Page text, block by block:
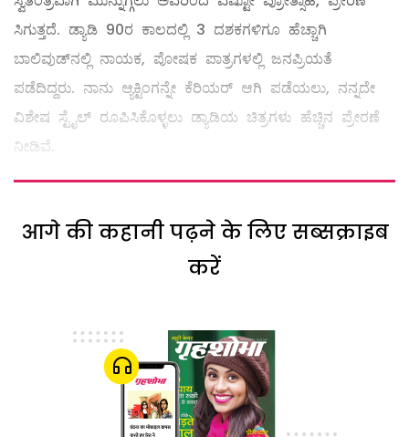
ಸಿಗುತ್ತದೆ. ಡ್ಯಾಡಿ 90ರ ಕಾಲದಲ್ಲಿ 3 ದಶಕಗಳಿಗೂ ಹೆಚ್ಚಾಗಿ
ಬಾಲಿವುಡ್‌ನಲ್ಲಿ ನಾಯಕ, ಪೋಷಕ ಪಾತ್ರಗಳಲ್ಲಿ ಜನಪ್ರಿಯತೆ
ಪಡೆದಿದ್ದರು. ನಾನು ಆ್ಯಕ್ಟಿಂಗನ್ನೇ ಕೆರಿಯರ್‌ ಆಗಿ ಪಡೆಯಲು, ನನ್ನದೇ
ವಿಶೇಷ ಸ್ಟೈಲ್ ‌ರೂಪಿಸಿಕೊಳ್ಳಲು ಡ್ಯಾಡಿಯ ಚಿತ್ರಗಳು ಹೆಚ್ಚಿನ ಪ್ರೇರಣೆ
ನೀಡಿವೆ.
आगे की कहानी पढ़ने के लिए सब्सक्राइब
करें